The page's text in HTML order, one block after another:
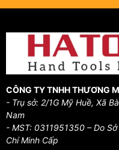
CÔNG TY TNHH THƯƠNG
- Trụ sở: 2/1G Mỹ Huề, Xã
Nam
- MST: 0311951350 – Do
Chí Minh Cấp